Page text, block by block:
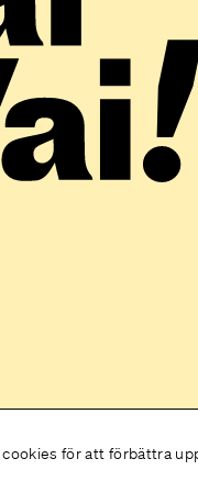
för att förbättra